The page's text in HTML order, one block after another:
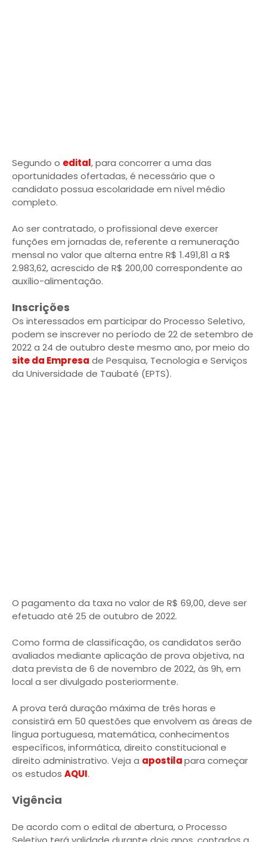
Segundo o edital, para concorrer a uma das
oportunidades ofertadas, é necessário que o
candidato possua escolaridade em nível médio
completo.
Ao ser contratado, o profissional deve exercer
funções em jornadas de, referente a remuneração
mensal no valor que alterna entre R$ 1.491,81 a R$
2.983,62, acrescido de R$ 200,00 correspondente ao
auxílio-alimentação.
Inscrições
Os interessados em participar do Processo Seletivo,
podem se inscrever no período de 22 de setembro de
2022 a 24 de outubro deste mesmo ano, por meio do
site da Empresa de Pesquisa, Tecnologia e Serviços
da Universidade de Taubaté (EPTS).
O pagamento da taxa no valor de R$ 69,00, deve ser
efetuado até 25 de outubro de 2022.
Como forma de classificação, os candidatos serão
avaliados mediante aplicação de prova objetiva, na
data prevista de 6 de novembro de 2022, às 9h, em
local a ser divulgado posteriormente.
A prova terá duração máxima de três horas e
consistirá em 50 questões que envolvem as áreas de
língua portuguesa, matemática, conhecimentos
específicos, informática, direito constitucional e
direito administrativo. Veja a apostilapara começar
os estudos AQUI.
Vigência
De acordo com o edital de abertura, o Processo